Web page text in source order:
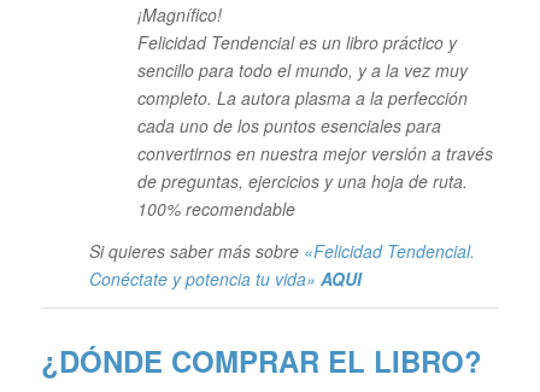
¡Magnífico!
Felicidad Tendencial es un libro práctico y
sencillo para todo el mundo, y a la vez muy
completo. La autora plasma a la perfección
cada uno de los puntos esenciales para
convertirnos en nuestra mejor versión a través
de preguntas, ejercicios y una hoja de ruta.
100% recomendable
Si quieres saber más sobre «Felicidad Tendencial.
Conéctate y potencia tu vida» AQUI
¿DÓNDE COMPRAR EL LIBRO?